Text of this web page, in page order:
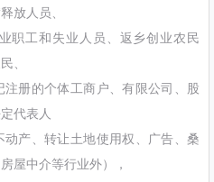
放人员、
职工和失业人员、返乡创业农民
、
册的个体工商户、有限公司、股
代表人
动产、转让土地使用权、广告、桑
屋中介等行业外），